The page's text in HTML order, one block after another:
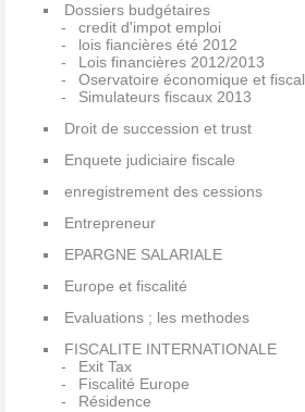
Dossiers budgétaires
credit d'impot emploi
lois fiancières été 2012
Lois financières 2012/2013
Oservatoire économique et fiscal
Simulateurs fiscaux 2013
Droit de succession et trust
Enquete judiciaire fiscale
enregistrement des cessions
Entrepreneur
EPARGNE SALARIALE
Europe et fiscalité
Evaluations ; les methodes
FISCALITE INTERNATIONALE
Exit Tax
Fiscalité Europe
Résidence